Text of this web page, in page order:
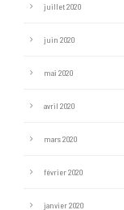
juillet 2020
juin 2020
mai 2020
avril 2020
mars 2020
février 2020
janvier 2020